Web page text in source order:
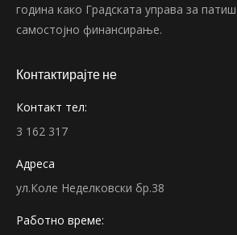
година како Градската управа за
самостојно финансирање.
Контактирајте не
Контакт тел:
3 162 317
Адреса
ул.Коле Неделковски бр.38
Работно време: